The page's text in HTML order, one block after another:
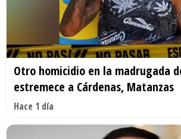
Otro homicidio en la madrugada
estremece a Cárdenas, Matanzas
Hace 1 día